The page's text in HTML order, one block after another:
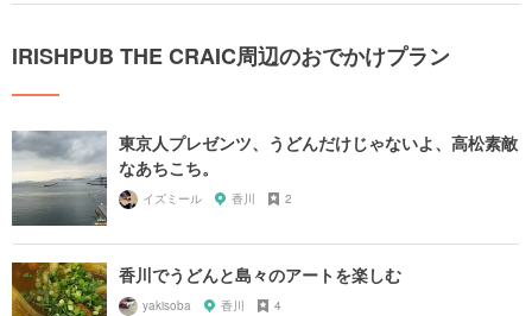
IRISHPUB THE CRAIC周辺のおでかけプラン
東京人プレゼンツ、うどんだけじゃないよ、高松素敵
なあちこち。
イズミール 香川 2
香川でうどんと島々のアートを楽しむ
yakisoba 香川 4